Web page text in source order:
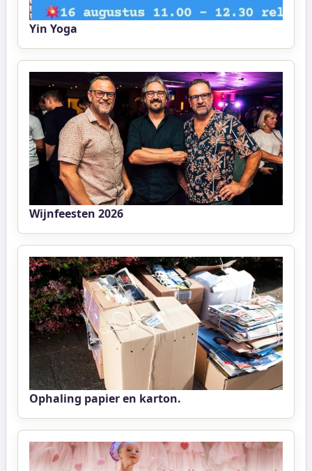
Yin Yoga
Wijnfeesten 2026
Ophaling papier en karton.